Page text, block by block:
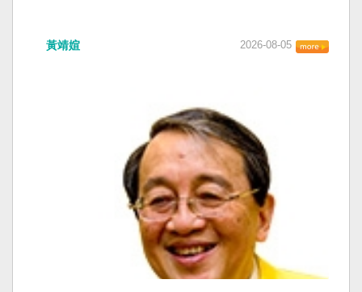
四五年八一五台灣獨立了，台灣會成為東亞漢字
客家話、原住民各族語也不會被壓迫。 如果一九
四五年八一五台灣獨立了，台灣早已是聯合國會
員國，也不至於迄今仍以國體不明的身分爭取加
入聯合國。當然不會捲入國內戰後兩個中國的鬥
爭。當然也沒有以反共為名、行專政之實的卅八
年戒嚴讓許多政治受難者的母親長期在黑夜哭
泣。 如果一九四五年八一五台灣獨立了，台灣早
已民主化，不必有長期戒嚴體制的壓迫，也沒有
隨中國國民黨從中國流亡到台灣形成的流亡殖民
群落留下來的遺民問題。漢字文化圈的國家台灣
「民族團結進步促進法」對各國人民進行政治審
統賴清德昨日於凱達格蘭論壇致詞表示，中國的
「民促法」不僅侵害台灣主權，更透過跨國鎮
壓，對世界各國人民進行政治審查、製造寒蟬效
應，是國際社會應該團結反制的惡法；台灣不會
接受統戰滲透和紅色恐怖、不會坐視中國將壓迫
黑手伸進台灣，或任何自由國家與地區。 不會坐
視北京黑手伸進台灣 賴清德指出，中國上個月不
顧國際反對，實施「民族團結進步促進法」，
「對中政策跨國議會聯盟」（IPAC）隨即發表聲
明，譴責嚴重違反基本人權。他感謝IPAC日本共
同主席中谷元、IPAC執行主任裴倫德昨以行動再
黃靖媗 2026-08-05